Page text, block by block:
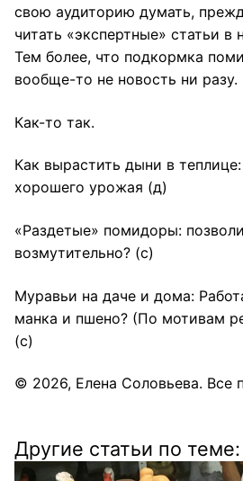
свою аудиторию думать,
читать «экспертные» статьи в
Тем более, что подкормка
вообще-то не новость ни разу.
Как-то так.
Как вырастить дыни в
хорошего урожая (д)
«Раздетые» помидоры:
возмутительно? (с)
Муравьи на даче и дома:
манка и пшено? (По мотивам
(с)
© 2026, Елена Соловьева. Все
Другие статьи по теме: